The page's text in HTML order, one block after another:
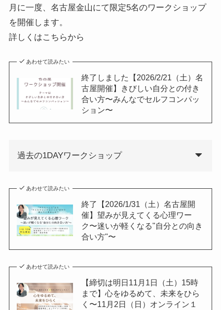
月に一度、名古屋金山にて限定5名のワークショップ
を開催します。
詳しくはこちらから
あわせて読みたい
終了しました【2026/2/21（土）名
古屋開催】きびしい自分との付き
合い方〜みんなでセルフコンパッ
ション〜
過去の1DAYワークショップ
あわせて読みたい
終了【2026/1/31（土）名古屋開
催】望みが見えてくる心理ワー
ク〜迷いが軽くなる"自分との向き
合い方"〜
あわせて読みたい
【締切は明日11月1日（土）15時
まで】心をゆるめて、未来をひら
く〜11月2日（日）オンライン１